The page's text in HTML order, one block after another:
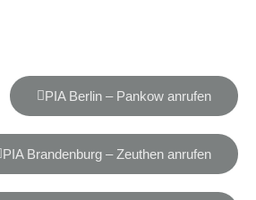
PIA Berlin – Pankow anrufen
PIA Brandenburg – Zeuthen anrufen